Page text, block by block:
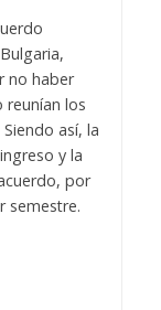
no haber
los
así, la
y la
por
semestre.